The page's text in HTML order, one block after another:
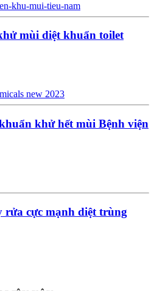
mùi diệt khuẩn toilet
khử hết mùi Bệnh viện
rửa cực mạnh diệt trùng